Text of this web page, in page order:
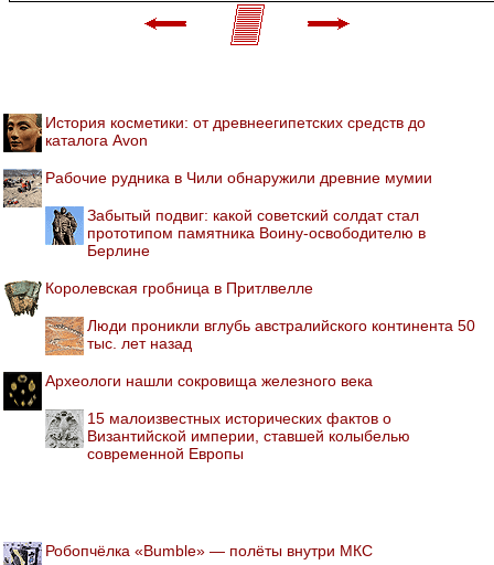
История косметики: от древнеегипетских средств до
каталога Avon
Рабочие рудника в Чили обнаружили древние мумии
Забытый подвиг: какой советский солдат стал
прототипом памятника Воину-освободителю в
Берлине
Королевская гробница в Притлвелле
Люди проникли вглубь австралийского континента 50
тыс. лет назад
Археологи нашли сокровища железного века
15 малоизвестных исторических фактов о
Византийской империи, ставшей колыбелью
современной Европы
Робопчёлка «Bumble» — полёты внутри МКС